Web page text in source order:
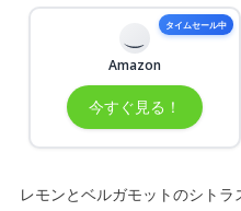
タイムセール中
Amazon
今すぐ見る！
レモンとベルガモットのシトラ